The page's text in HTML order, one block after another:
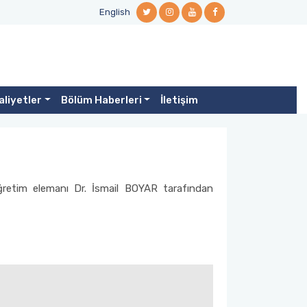
English
Bölüm Haberleri İletişim
elemanı Dr. İsmail BOYAR tarafından